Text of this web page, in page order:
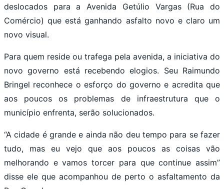
deslocados para a Avenida Getúlio Vargas (Rua do
Comércio) que está ganhando asfalto novo e claro um
novo visual.
Para quem reside ou trafega pela avenida, a iniciativa do
novo governo está recebendo elogios. Seu Raimundo
Bringel reconhece o esforço do governo e acredita que
aos poucos os problemas de infraestrutura que o
município enfrenta, serão solucionados.
“A cidade é grande e ainda não deu tempo para se fazer
tudo, mas eu vejo que aos poucos as coisas vão
melhorando e vamos torcer para que continue assim”
disse ele que acompanhou de perto o asfaltamento da